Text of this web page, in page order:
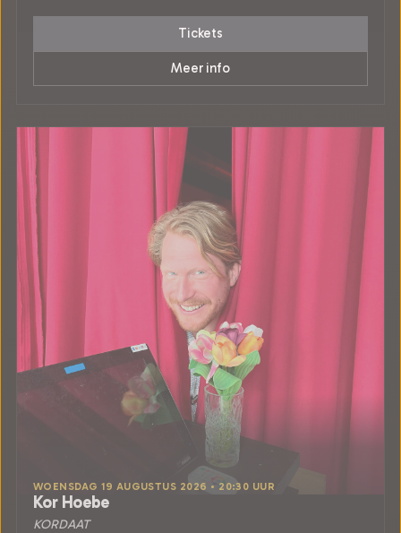
Tickets
Meer info
WOENSDAG 19 AUGUSTUS 2026 • 20:30 UUR
Kor Hoebe
KORDAAT